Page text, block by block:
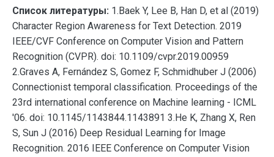
Список литературы: 1.Baek Y, Lee B, Han D, et al (2019)
Character Region Awareness for Text Detection. 2019
IEEE/CVF Conference on Computer Vision and Pattern
Recognition (CVPR). doi: 10.1109/cvpr.2019.00959
2.Graves A, Fernández S, Gomez F, Schmidhuber J (2006)
Connectionist temporal classification. Proceedings of the
23rd international conference on Machine learning - ICML
'06. doi: 10.1145/1143844.1143891 3.He K, Zhang X, Ren
S, Sun J (2016) Deep Residual Learning for Image
Recognition. 2016 IEEE Conference on Computer Vision